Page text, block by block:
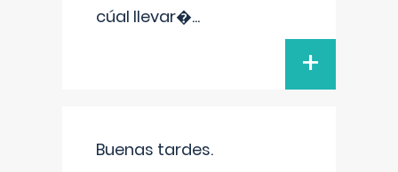
cúal llevar�...
+
Buenas tardes.